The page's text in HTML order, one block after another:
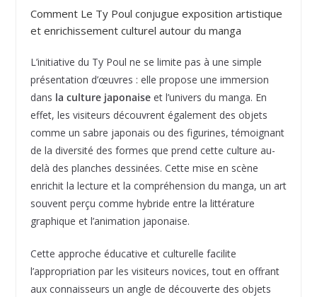
Comment Le Ty Poul conjugue exposition artistique
et enrichissement culturel autour du manga
L’initiative du Ty Poul ne se limite pas à une simple
présentation d’œuvres : elle propose une immersion
dans la culture japonaiseet l’univers du manga. En
effet, les visiteurs découvrent également des objets
comme un sabre japonais ou des figurines, témoignant
de la diversité des formes que prend cette culture au-
delà des planches dessinées. Cette mise en scène
enrichit la lecture et la compréhension du manga, un art
souvent perçu comme hybride entre la littérature
graphique et l’animation japonaise.
Cette approche éducative et culturelle facilite
l’appropriation par les visiteurs novices, tout en offrant
aux connaisseurs un angle de découverte des objets